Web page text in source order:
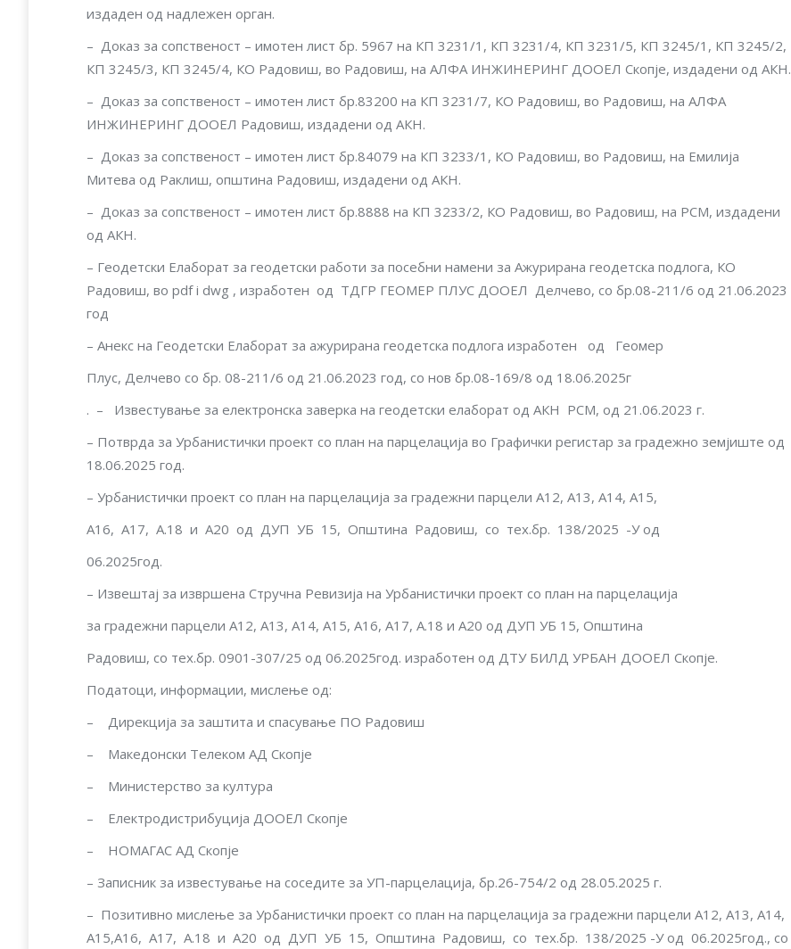
издаден од надлежен орган.
– Доказ за сопственост – имотен лист бр. 5967 на КП 3231/1, КП 3231/4, КП 3231/5, КП 3245/1, КП 3245/2,
КП 3245/3, КП 3245/4, КО Радовиш, во Радовиш, на АЛФА ИНЖИНЕРИНГ ДООЕЛ Скопје, издадени од АКН.
– Доказ за сопственост – имотен лист бр.83200 на КП 3231/7, КО Радовиш, во Радовиш, на АЛФА
ИНЖИНЕРИНГ ДООЕЛ Радовиш, издадени од АКН.
– Доказ за сопственост – имотен лист бр.84079 на КП 3233/1, КО Радовиш, во Радовиш, на Емилија
Митева од Раклиш, општина Радовиш, издадени од АКН.
– Доказ за сопственост – имотен лист бр.8888 на КП 3233/2, КО Радовиш, во Радовиш, на РСМ, издадени
од АКН.
– Геодетски Елаборат за геодетски работи за посебни намени за Ажурирана геодетска подлога, КО
Радовиш, вo pdf i dwg , изработен од ТДГР ГЕОМЕР ПЛУС ДООEЛ Делчево, со бр.08-211/6 од 21.06.2023
год
– Анекс на Геодетски Елаборат за ажурирана геодетска подлога изработен од Геомер
Плус, Делчево со бр. 08-211/6 од 21.06.2023 год, со нов бр.08-169/8 од 18.06.2025г
. – Известување за електронска заверка на геодетски елаборат од АКН РСМ, од 21.06.2023 г.
– Потврда за Урбанистички проект со план на парцелација во Графички регистар зa градежно земјиште од
18.06.2025 год.
– Урбанистички проект со план на парцелација за градежни парцели А12, А13, А14, А15,
А16, А17, A.18 и А20 од ДУП УБ 15, Општина Радовиш, со тех.бр. 138/2025 -У од
06.2025год.
– Извештај за извршена Стручна Ревизија на Урбанистички проект со план на парцелација
за градежни парцели А12, А13, А14, А15, А16, А17, A.18 и А20 од ДУП УБ 15, Општина
Радовиш, со тех.бр. 0901-307/25 од 06.2025год. изработен од ДТУ БИЛД УРБАН ДООЕЛ Скопје.
Податоци, информации, мислење од:
– Дирекција за заштита и спасување ПО Радовиш
– Македонски Телеком АД Скопје
– Министерство за култура
– Електродистрибуција ДООЕЛ Скопје
– НОМАГАС АД Скопје
– Записник за известување на соседите за УП-парцелација, бр.26-754/2 од 28.05.2025 г.
– Позитивно мислење за Урбанистички проект со план на парцелација за градежни парцели А12, А13, А14,
А15,А16, А17, A.18 и А20 од ДУП УБ 15, Општина Радовиш, со тех.бр. 138/2025 -У од 06.2025год., со